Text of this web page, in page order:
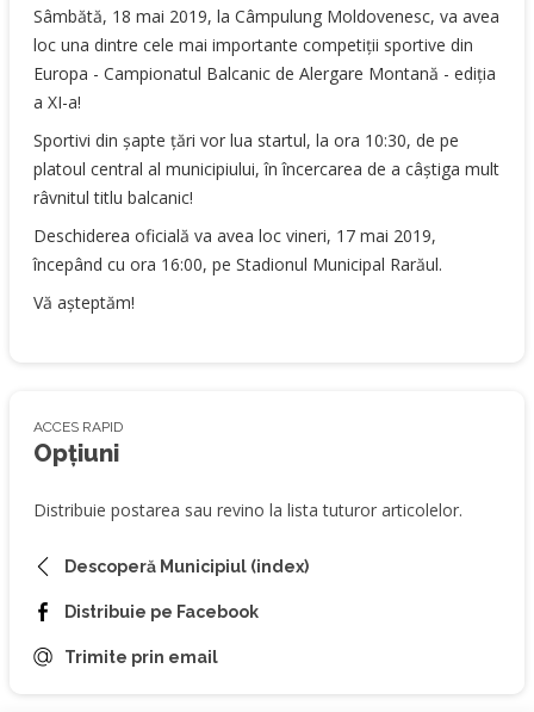
Sâmbătă, 18 mai 2019, la Câmpulung Moldovenesc, va avea
loc una dintre cele mai importante competiții sportive din
Europa - Campionatul Balcanic de Alergare Montană - ediția
a XI-a!
Sportivi din șapte țări vor lua startul, la ora 10:30, de pe
platoul central al municipiului, în încercarea de a câștiga mult
râvnitul titlu balcanic!
Deschiderea oficială va avea loc vineri, 17 mai 2019,
începând cu ora 16:00, pe Stadionul Municipal Rarăul.
Vă așteptăm!
ACCES RAPID
Opțiuni
Distribuie postarea sau revino la lista tuturor articolelor.
Descoperă Municipiul (index)
Distribuie pe Facebook
Trimite prin email